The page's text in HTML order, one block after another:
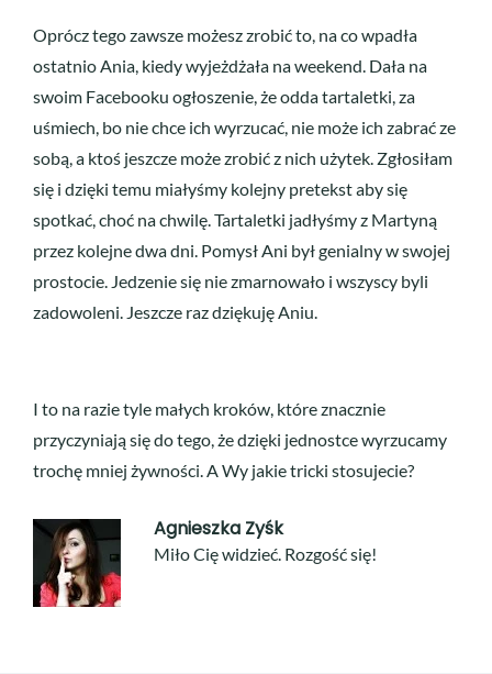
Oprócz tego zawsze możesz zrobić to, na co wpadła
ostatnio Ania, kiedy wyjeżdżała na weekend. Dała na
swoim Facebooku ogłoszenie, że odda tartaletki, za
uśmiech, bo nie chce ich wyrzucać, nie może ich zabrać ze
sobą, a ktoś jeszcze może zrobić z nich użytek. Zgłosiłam
się i dzięki temu miałyśmy kolejny pretekst aby się
spotkać, choć na chwilę. Tartaletki jadłyśmy z Martyną
przez kolejne dwa dni. Pomysł Ani był genialny w swojej
prostocie. Jedzenie się nie zmarnowało i wszyscy byli
zadowoleni. Jeszcze raz dziękuję Aniu.
I to na razie tyle małych kroków, które znacznie
przyczyniają się do tego, że dzięki jednostce wyrzucamy
trochę mniej żywności. A Wy jakie tricki stosujecie?
Agnieszka Zyśk
Miło Cię widzieć. Rozgość się!